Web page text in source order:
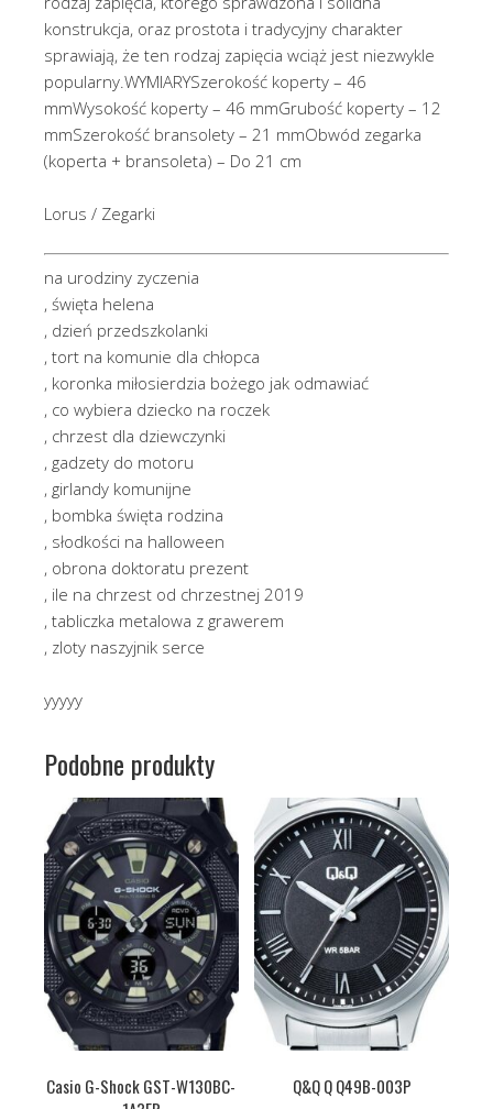
konstrukcja, oraz prostota i tradycyjny charakter
sprawiają, że ten rodzaj zapięcia wciąż jest niezwykle
popularny.WYMIARYSzerokość koperty – 46
mmWysokość koperty – 46 mmGrubość koperty – 12
mmSzerokość bransolety – 21 mmObwód zegarka
(koperta + bransoleta) – Do 21 cm
Lorus / Zegarki
na urodziny zyczenia
, święta helena
, dzień przedszkolanki
, tort na komunie dla chłopca
, koronka miłosierdzia bożego jak odmawiać
, co wybiera dziecko na roczek
, chrzest dla dziewczynki
, gadzety do motoru
, girlandy komunijne
, bombka święta rodzina
, słodkości na halloween
, obrona doktoratu prezent
, ile na chrzest od chrzestnej 2019
, tabliczka metalowa z grawerem
, zloty naszyjnik serce
yyyyy
Podobne produkty
Casio G-Shock GST-W130BC-
Q&Q Q Q49B-003P